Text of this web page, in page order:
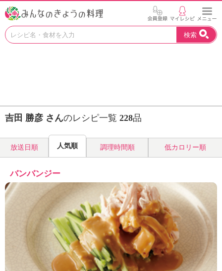
お
見
つ
よ
う
H
エ
デ
ュ
ケ
ー
シ
ョ
検索
吉田 勝彦 さんのレシピ一覧 228品
放送日順 人気順 調理時間順 低カロリー順
バンバンジー